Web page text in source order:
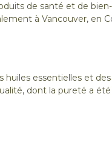
de santé et de
à Vancouver, en
huiles essentielles et
dont la pureté a